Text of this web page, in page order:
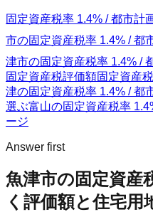
固定資産税率 1.4% / 都市計
市の固定資産税率 1.4% / 都
津市の固定資産税率 1.4% /
固定資産税評価額固定資産
津の固定資産税率 1.4% / 都
選ぶ富山の固定資産税率
ージ
Answer first
魚津市の固定資産
く評価額と住宅用